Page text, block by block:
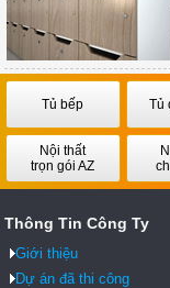
Tủ bếp Tủ
Nội thất
trọn gói AZ
Thông Tin Công Ty
Giới thiệu
Dự án đã thi công